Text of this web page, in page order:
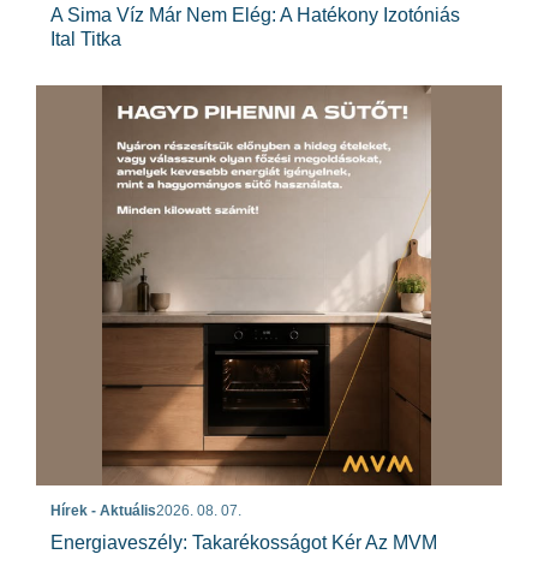
A Sima Víz Már Nem Elég: A Hatékony Izotóniás
Ital Titka
Hírek - Aktuális2026. 08. 07.
Energiaveszély: Takarékosságot Kér Az MVM